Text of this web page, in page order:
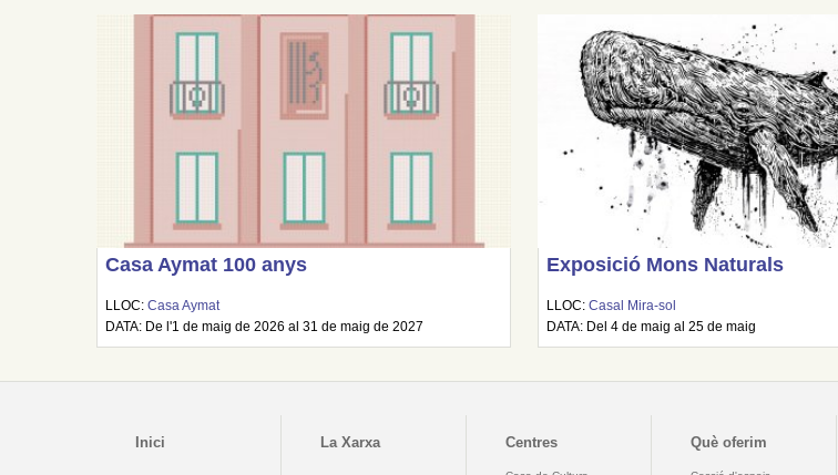
Casa Aymat 100 anys
LLOC:Casa Aymat
DATA: De l'1 de maig de 2026 al 31 de maig de 2027
Exposició Mons Naturals
LLOC:Casal Mira-sol
DATA: Del 4 de maig al 25 de maig
Inici La Xarxa Centres Què oferim